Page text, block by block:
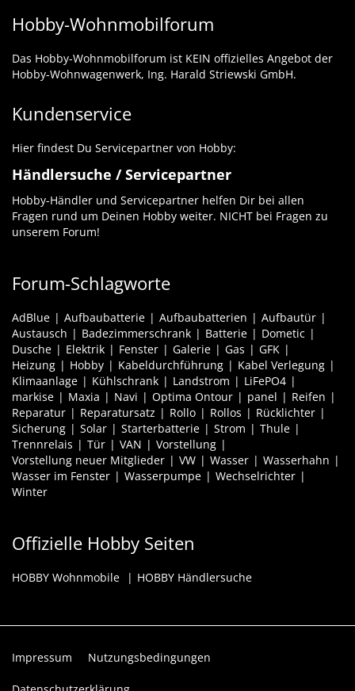
Hobby-Wohnmobilforum
Das Hobby-Wohnmobilforum ist KEIN offizielles Angebot der
Hobby-Wohnwagenwerk, Ing. Harald Striewski GmbH.
Kundenservice
Hier findest Du Servicepartner von Hobby:
Händlersuche / Servicepartner
Hobby-Händler und Servicepartner helfen Dir bei allen
Fragen rund um Deinen Hobby weiter. NICHT bei Fragen zu
unserem Forum!
Forum-Schlagworte
AdBlue Aufbaubatterie Aufbaubatterien
Aufbautür
Austausch
Badezimmerschrank Batterie
Dometic
Dusche
Elektrik Fenster Galerie Gas
GFK
Heizung
Hobby Kabeldurchführung
Kabel Verlegung
Klimaanlage
Kühlschrank Landstrom
LiFePO4
markise
Maxia Navi Optima Ontour panel
Reifen
Reparatur
Reparatursatz Rollo Rollos
Rücklichter
Sicherung
Solar Starterbatterie Strom
Thule
Trennrelais
Tür VAN
Vorstellung
Vorstellung neuer Mitglieder
VW Wasser
Wasserhahn
Wasser im Fenster
Wasserpumpe
Wechselrichter
Winter
Offizielle Hobby Seiten
HOBBY Wohnmobile HOBBY Händlersuche
Impressum Nutzungsbedingungen